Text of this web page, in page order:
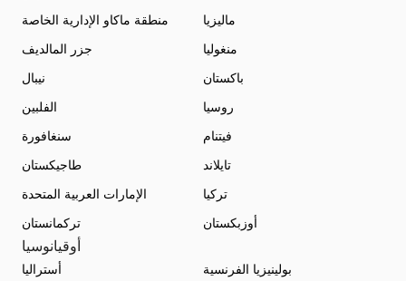
منطقة ماكاو الإدارية الخاصة
ماليزيا
جزر المالديف
منغوليا
نيبال
باكستان
الفلبين
روسيا
سنغافورة
فيتنام
طاجيكستان
تايلاند
الإمارات العربية المتحدة
تركيا
تركمانستان
أوزبكستان
أوقيانوسيا
أستراليا
بولينيزيا الفرنسية